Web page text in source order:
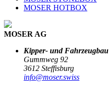
MOSER HOTBOX
MOSER AG
Kipper- und Fahrzeugbau
Gummweg 92
3612 Steffisburg
info@moser.swiss